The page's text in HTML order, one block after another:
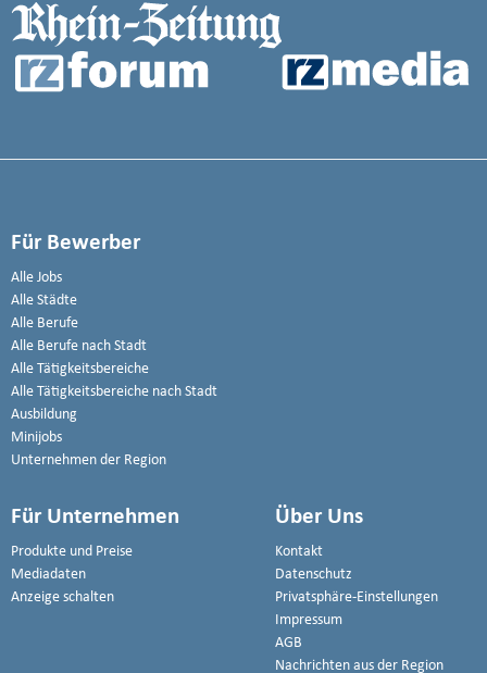
Für Bewerber
Alle Jobs
Alle Städte
Alle Berufe
Alle Berufe nach Stadt
Alle Tätigkeitsbereiche
Alle Tätigkeitsbereiche nach Stadt
Ausbildung
Minijobs
Unternehmen der Region
Für Unternehmen
Produkte und Preise
Mediadaten
Anzeige schalten
Über Uns
Kontakt
Datenschutz
Privatsphäre-Einstellungen
Impressum
AGB
Nachrichten aus der Region